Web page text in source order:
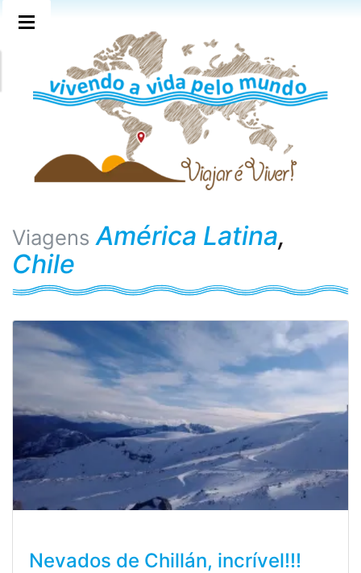
Viagens América Latina,
Chile
Nevados de Chillán, incrível!!!